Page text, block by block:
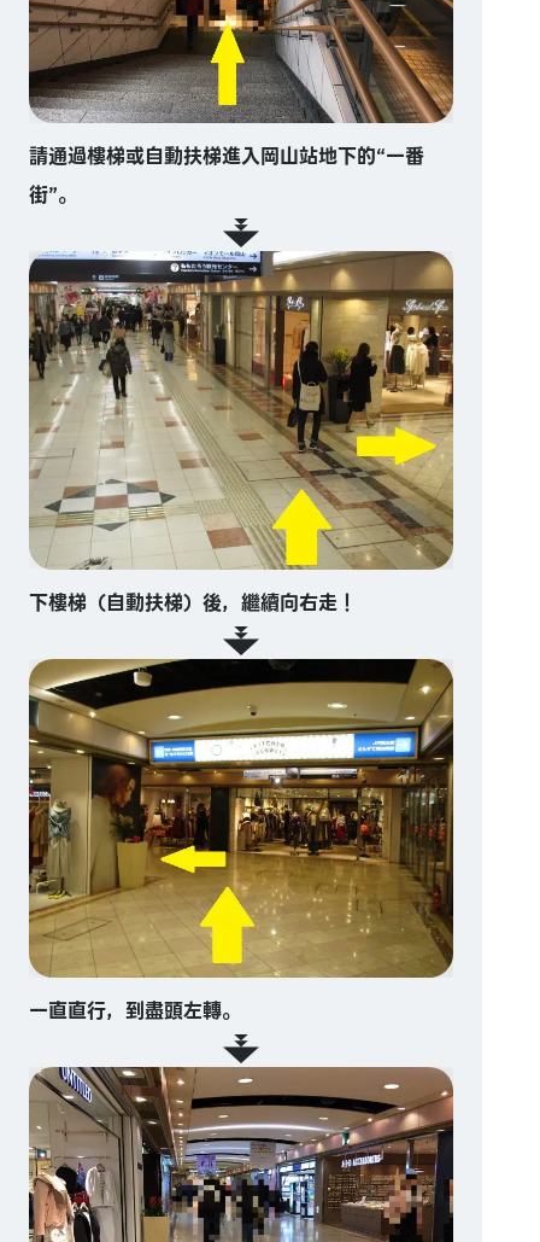
請通過樓梯或自動扶梯進入岡山站地下的“一番
街”。
下樓梯（自動扶梯）後，繼續向右走！
一直直行，到盡頭左轉。